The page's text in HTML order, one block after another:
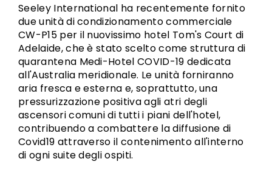
Seeley International ha recentemente fornito
due unità di condizionamento commerciale
CW-P15 per il nuovissimo hotel Tom's Court di
Adelaide, che è stato scelto come struttura di
quarantena Medi-Hotel COVID-19 dedicata
all'Australia meridionale. Le unità forniranno
aria fresca e esterna e, soprattutto, una
pressurizzazione positiva agli atri degli
ascensori comuni di tutti i piani dell'hotel,
contribuendo a combattere la diffusione di
Covid19 attraverso il contenimento all'interno
di ogni suite degli ospiti.